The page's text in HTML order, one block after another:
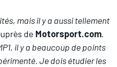
mais il y a aussi tellement
de Motorsport.com.
il y a beaucoup de points
Je dois étudier les